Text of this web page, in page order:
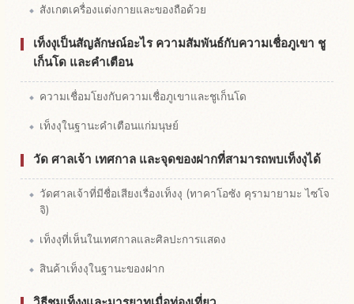
สังเกตเครื่องแต่งกายและของถือด้วย
เท็งงุเป็นสัญลักษณ์อะไร ความสัมพันธ์กับความเชื่อภูเขา ชู
เก็นโด และคำเตือน
ความเชื่อมโยงกับความเชื่อภูเขาและชูเก็นโด
เท็งงุในฐานะคำเตือนแก่มนุษย์
วัด ศาลเจ้า เทศกาล และจุดของฝากที่สามารถพบเท็งงุได้
วัดศาลเจ้าที่มีชื่อเสียงเรื่องเท็งงุ (ทาคาโอซัง คุรามายามะ ไซโจ
จิ)
เท็งงุที่เห็นในเทศกาลและศิลปะการแสดง
สินค้าเท็งงุในฐานะของฝาก